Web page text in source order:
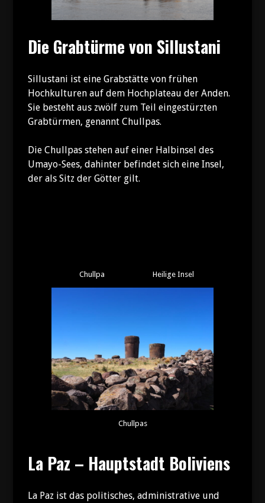
Die Grabtürme von Sillustani
Sillustani ist eine Grabstätte von frühen
Hochkulturen auf dem Hochplateau der Anden.
Sie besteht aus zwölf zum Teil eingestürzten
Grabtürmen, genannt Chullpas.
Die Chullpas stehen auf einer Halbinsel des
Umayo-Sees, dahinter befindet sich eine Insel,
der als Sitz der Götter gilt.
Chullpa Heilige Insel
Chullpas
La Paz – Hauptstadt Boliviens
La Paz ist das politisches, administrative und